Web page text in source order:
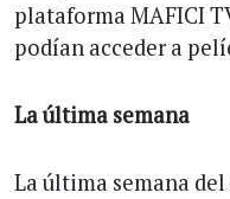
plataforma MAFICI
podían acceder a
La última semana
La última semana